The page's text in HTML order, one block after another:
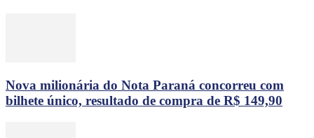
Nova milionária do Nota Paraná concorreu com
bilhete único, resultado de compra de R$ 149,90